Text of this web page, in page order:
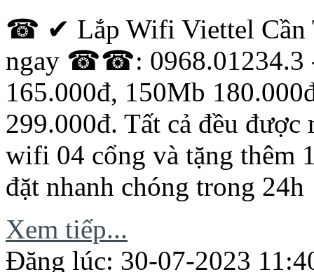
☎ ✔ Lắp Wifi Viettel
ngay ☎☎: 0968.01234.3
165.000đ, 150Mb
299.000đ. Tất cả đều
wifi 04 cổng và tặng thêm
đặt nhanh chóng trong 24h
Xem tiếp...
Đăng lúc: 30-07-2023